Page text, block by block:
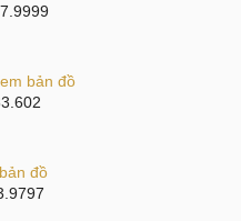
bản đồ
đồ